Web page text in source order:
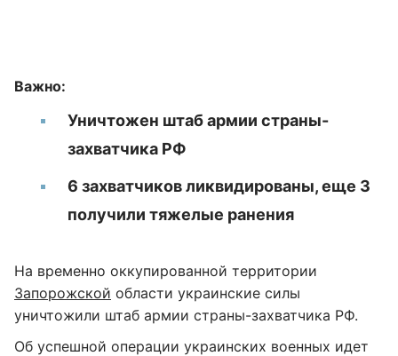
Важно:
Уничтожен штаб армии страны-
захватчика РФ
6 захватчиков ликвидированы, еще 3
получили тяжелые ранения
На временно оккупированной территории
Запорожской области украинские силы
уничтожили штаб армии страны-захватчика РФ.
Об успешной операции украинских военных идет